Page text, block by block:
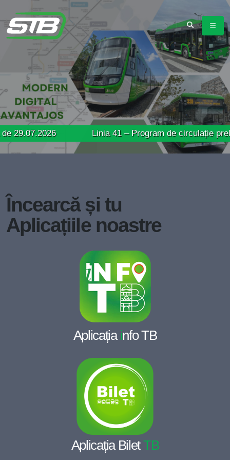
Linia 41 – Program de circulație prelungit în
Încearcă și tu
Aplicațiile noastre
Aplicația info TB
Aplicația BiletTB